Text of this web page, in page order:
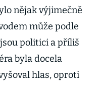
nějak výjimečně
může podle
politici a příliš
byla docela
hlas, oproti